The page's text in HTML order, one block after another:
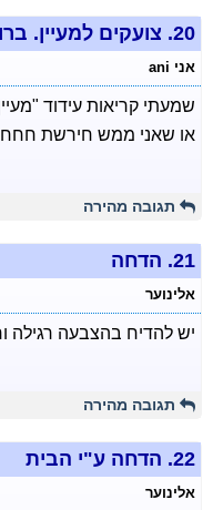
20. צועקים למעיין.
אני ani
שמעתי קריאות עידוד "מעיין
או שאני ממש חירשת חחח
תגובה מהירה
21. הדחה
אלינוער
יש להדיח בהצבעה רגילה
תגובה מהירה
22. הדחה ע"י הבית
אלינוער